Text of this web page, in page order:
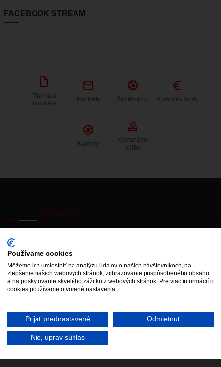
FACEBOOK STREAM
draft
Tlačivá a
formuláre
mail
Kontakty
sports_and_outdoors
Športoviská
Euro
Európske fondy
Camera
Kamery
how_to_vote
Komunálne
voľby
Kategórie
Vyhlásenie o
prístupnosti
Mestská časť
médiách
Web byHalfPixel©2022-
Hlavička
Facebook
Používame cookies
Môžeme ich umiestniť na analýzu údajov o našich návštevníkoch, na
zlepšenie našich webových stránok, zobrazovanie prispôsobeného obsahu
a na poskytovanie skvelého zážitku z webových stránok. Pre viac informácií o
cookies používame otvorené nastavenia.
Prijať prednastavené Odmietnuť
Nie, uprav súhlas